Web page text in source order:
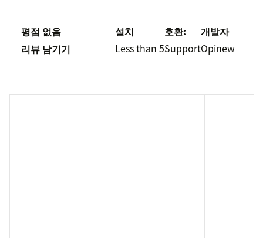
평점 없음
리뷰 남기기
설치
Less than 5
호환:
Support
개발자
Opinew